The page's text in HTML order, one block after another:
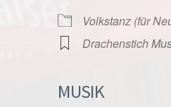
Volkstanz (für
Drachenstich
MUSIK